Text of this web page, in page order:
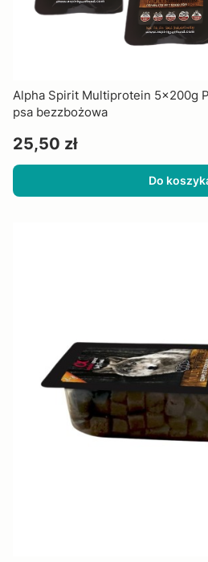
Alpha Spirit Multiprotein 5x200g
psa bezzbożowa
Cena
25,50 zł
Do